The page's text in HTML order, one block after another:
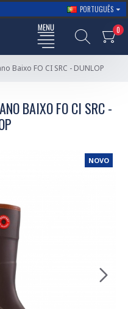
PORTUGUÊS
0
Baixo FO CI SRC - DUNLOP
BAIXO FO CI SRC -
NOVO